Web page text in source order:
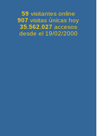
59visitantes online
907 visitas únicas hoy
35.562.027accesos
desde el 19/02/2000